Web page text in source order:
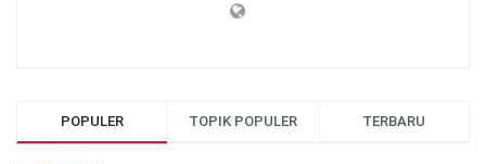
POPULER TOPIK POPULER TERBARU